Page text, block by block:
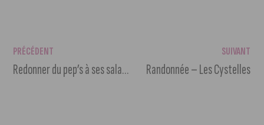
PRÉCÉDENT
Redonner du pep’s à ses salades d’été
SUIVANT
Randonnée – Les Cystelles